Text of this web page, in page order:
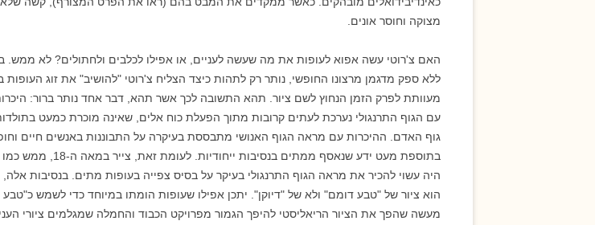
מצוקה וחוסר אונים.
האם צ'רוטי עשה אפוא לעופות את מה שעשה לעניים, או אפילו לכלבים ולחתולים? לא ממש.
ללא ספק מדגמן מרצונו החופשי, נותר רק לתהות כיצד הצליח צ'רוטי "להושיב" את זוג העופות
מעוותת לפרק הזמן הנחוץ לשם ציור. תהא התשובה לכך אשר תהא, דבר אחד נותר ברור:
עם הגוף התרנגולי נערכת לעתים קרובות מתוך הפעלת כוח אלים, שאינה מוכרת כמעט
גוף האדם. ההיכרות עם מראה הגוף האנושי מתבססת בעיקרה על התבוננות באנשים חיים
בתוספת מעט ידע שנאסף ממתים בנסיבות
היה עשוי להכיר את מראה הגוף התרנגולי בעיקר על בסיס צפייה בעופות מתים. בנסיבות אלה,
הוא ציור של "טבע דומם" ולא של "דיוקן". יתכן אפילו שעופות הומתו במיוחד כדי לשמש כ"טבע
מעשה שהפך את הציור הריאליסטי להיפך הגמור מפרויקט הכבוד והחמלה שמגלמים ציורי